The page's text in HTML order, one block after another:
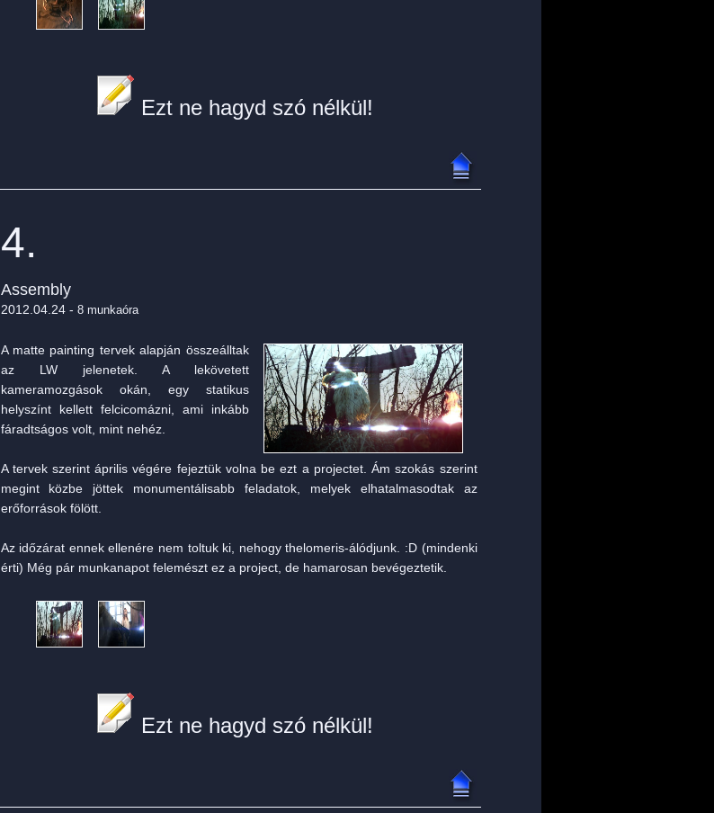
Ezt ne hagyd szó nélkül!
4.
Assembly
2012.04.24 - 8 munkaóra
A matte painting tervek alapján összeálltak
az LW jelenetek. A lekövetett
kameramozgások okán, egy statikus
helyszínt kellett felcicomázni, ami inkább
fáradtságos volt, mint nehéz.
A tervek szerint április végére fejeztük volna be ezt a projectet. Ám szokás szerint
megint közbe jöttek monumentálisabb feladatok, melyek elhatalmasodtak az
erőforrások fölött.
Az időzárat ennek ellenére nem toltuk ki, nehogy thelomeris-álódjunk. :D (mindenki
érti) Még pár munkanapot felemészt ez a project, de hamarosan bevégeztetik.
Ezt ne hagyd szó nélkül!